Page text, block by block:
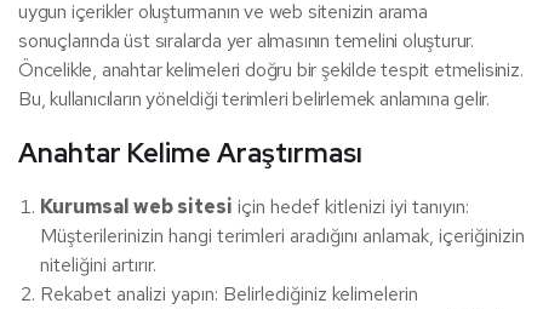
uygun içerikler oluşturmanın ve web sitenizin arama
sonuçlarında üst sıralarda yer almasının temelini oluşturur.
Öncelikle, anahtar kelimeleri doğru bir şekilde tespit etmelisiniz.
Bu, kullanıcıların yöneldiği terimleri belirlemek anlamına gelir.
Anahtar Kelime Araştırması
Kurumsal web sitesi için hedef kitlenizi iyi tanıyın:
Müşterilerinizin hangi terimleri aradığını anlamak, içeriğinizin
niteliğini artırır.
Rekabet analizi yapın: Belirlediğiniz kelimelerin